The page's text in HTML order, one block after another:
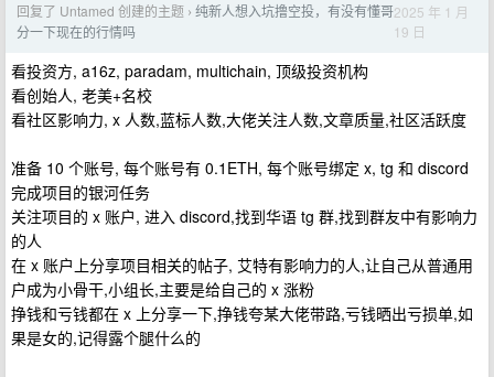
回复了 Untamed 创建的主题 › 纯新人想入坑撸空投，有没有懂哥
分一下现在的行情吗
2025 年 1 月
19 日
看投资方, a16z, paradam, multichain, 顶级投资机构
看创始人, 老美+名校
看社区影响力, x 人数,蓝标人数,大佬关注人数,文章质量,社区活跃度
准备 10 个账号, 每个账号有 0.1ETH, 每个账号绑定 x, tg 和 discord
完成项目的银河任务
关注项目的 x 账户, 进入 discord,找到华语 tg 群,找到群友中有影响力
的人
在 x 账户上分享项目相关的帖子, 艾特有影响力的人,让自己从普通用
户成为小骨干,小组长,主要是给自己的 x 涨粉
挣钱和亏钱都在 x 上分享一下,挣钱夸某大佬带路,亏钱晒出亏损单,如
果是女的,记得露个腿什么的